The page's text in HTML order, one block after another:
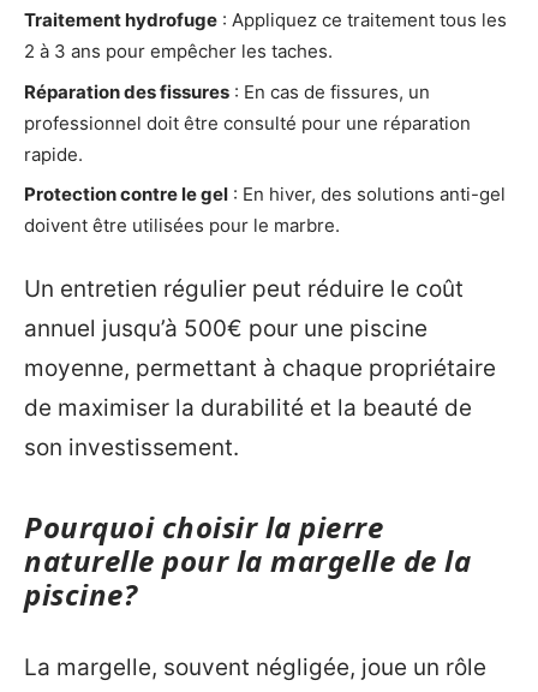
Traitement hydrofuge : Appliquez ce traitement tous les
2 à 3 ans pour empêcher les taches.
Réparation des fissures : En cas de fissures, un
professionnel doit être consulté pour une réparation
rapide.
Protection contre le gel : En hiver, des solutions anti-gel
doivent être utilisées pour le marbre.
Un entretien régulier peut réduire le coût
annuel jusqu’à 500€ pour une piscine
moyenne, permettant à chaque propriétaire
de maximiser la durabilité et la beauté de
son investissement.
Pourquoi choisir la pierre
naturelle pour la margelle de la
piscine?
La margelle, souvent négligée, joue un rôle